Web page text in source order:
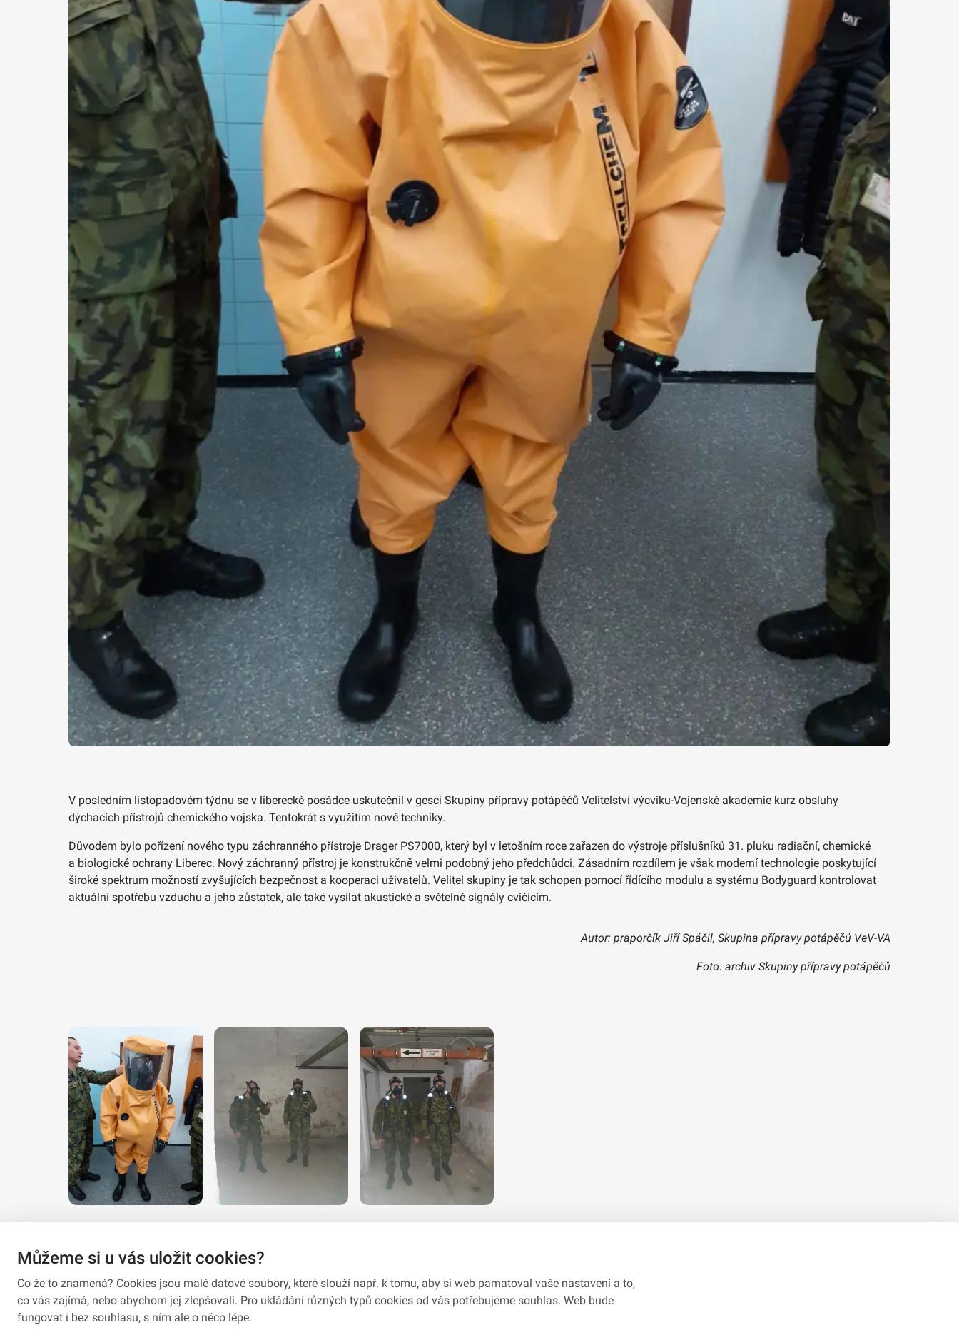
V posledním listopadovém týdnu se v liberecké posádce uskutečnil v gesci Skupiny přípravy potápěčů Velitelství výcviku-Vojenské akademie kurz obsluhy
dýchacích přístrojů chemického vojska. Tentokrát s využitím nové techniky.
Důvodem bylo pořízení nového typu záchranného přístroje Drager PS7000, který byl v letošním roce zařazen do výstroje příslušníků 31. pluku radiační, chemické
a biologické ochrany Liberec. Nový záchranný přístroj je konstrukčně velmi podobný jeho předchůdci. Zásadním rozdílem je však moderní technologie poskytující
široké spektrum možností zvyšujících bezpečnost a kooperaci uživatelů. Velitel skupiny je tak schopen pomocí řídícího modulu a systému Bodyguard kontrolovat
aktuální spotřebu vzduchu a jeho zůstatek, ale také vysílat akustické a světelné signály cvičícím.
Autor: praporčík Jiří Spáčil, Skupina přípravy potápěčů VeV-VA
Foto: archiv Skupiny přípravy potápěčů
Můžeme si u vás uložit cookies?
Co že to znamená? Cookies jsou malé datové soubory, které slouží např. k tomu, aby si web pamatoval vaše nastavení a to,
co vás zajímá, nebo abychom jej zlepšovali. Pro ukládání různých typů cookies od vás potřebujeme souhlas. Web bude
fungovat i bez souhlasu, s ním ale o něco lépe.